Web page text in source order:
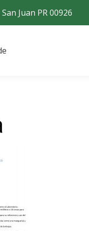
Juan PR 00926